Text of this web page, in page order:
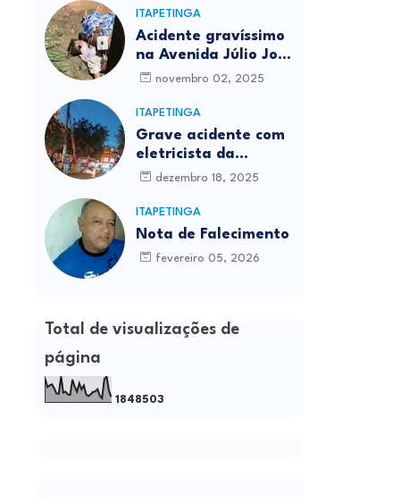
ITAPETINGA
Acidente gravíssimo
na Avenida Júlio José
Rodrigues deixa um
novembro 02, 2025
ITAPETINGA
Grave acidente com
eletricista da
Prefeitura é
Itapetinga
dezembro 18, 2025
ITAPETINGA
Nota de Falecimento
fevereiro 05, 2026
Total de visualizações de
página
1 848503